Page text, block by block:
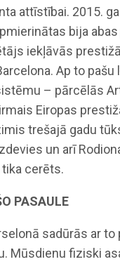
attīstībai. 2015.
bija
iekļāvās
Ap to
– pārcēlās
Eiropas
trešajā gadu
un arī
cerēts.
PASAULE
sadūrās ar to
Mūsdienu fiziski